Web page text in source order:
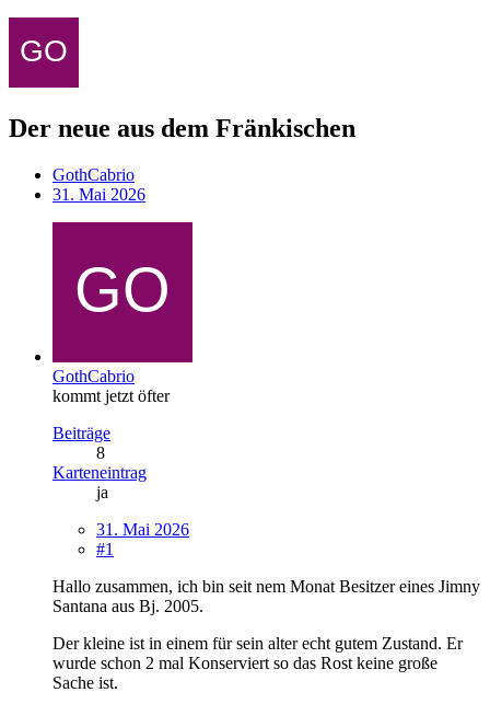
Der neue aus dem Fränkischen
GothCabrio
31. Mai 2026
GothCabrio
kommt jetzt öfter
Beiträge
8
Karteneintrag
ja
31. Mai 2026
#1
Hallo zusammen, ich bin seit nem Monat Besitzer eines Jimny
Santana aus Bj. 2005.
Der kleine ist in einem für sein alter echt gutem Zustand. Er
wurde schon 2 mal Konserviert so das Rost keine große
Sache ist.